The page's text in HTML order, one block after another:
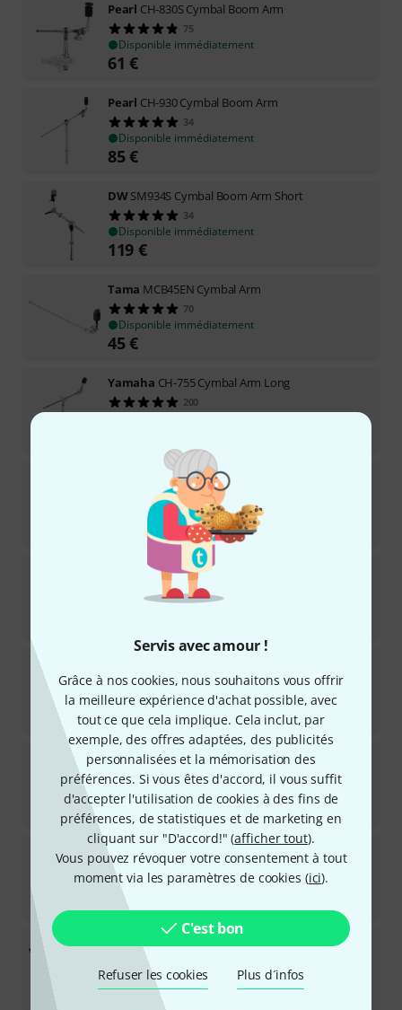
Servis avec amour !
Grâce à nos cookies, nous souhaitons vous offrir
la meilleure expérience d'achat possible, avec
tout ce que cela implique. Cela inclut, par
exemple, des offres adaptées, des publicités
personnalisées et la mémorisation des
préférences. Si vous êtes d'accord, il vous suffit
d'accepter l'utilisation de cookies à des fins de
préférences, de statistiques et de marketing en
cliquant sur "D'accord!" (afficher tout).
Vous pouvez révoquer votre consentement à tout
moment via les paramètres de cookies (ici).
C'est bon
Refuser les cookies Plus d´infos
Pearl CH-830S Cymbal Boom Arm
75
Disponible immédiatement
61 €
Pearl CH-930 Cymbal Boom Arm
34
Disponible immédiatement
85€
DWSM934S Cymbal Boom Arm Short
34
Disponible immédiatement
119 €
Tama MCB45EN Cymbal Arm
70
Disponible immédiatement
45€
Yamaha CH-755 Cymbal Arm Long
200
MBA 4000 Mini Boom Arm
24
Disponible sous 1–2 semaines
GibraltarSC-4425STMB Splash Boom Arm
26
Disponible immédiatement
46
Disponible immédiatement
48 €
PearlCH-1030BS Cymbal Arm Short
8
Disponible immédiatement
108 €
Tama MXA53 Closed Hi-Hat Attachment
Disponible immédiatement
89
PearlCLH-930
Disponible immédiatement
120€